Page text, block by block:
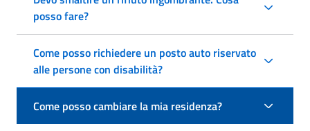
posso fare?
Come posso richiedere un posto auto riservato
alle persone con disabilità?
Come posso cambiare la mia residenza?